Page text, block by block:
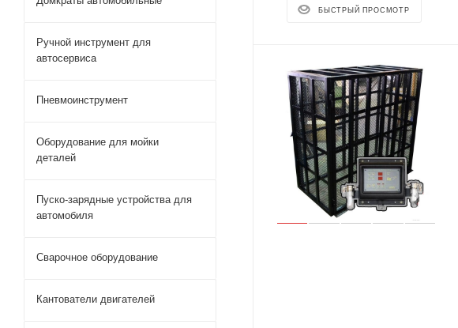
БЫСТРЫЙ ПРОСМОТР
Ручной инструмент для
автосервиса
Пневмоинструмент
Оборудование для мойки
деталей
Пуско-зарядные устройства для
автомобиля
Сварочное оборудование
Кантователи двигателей